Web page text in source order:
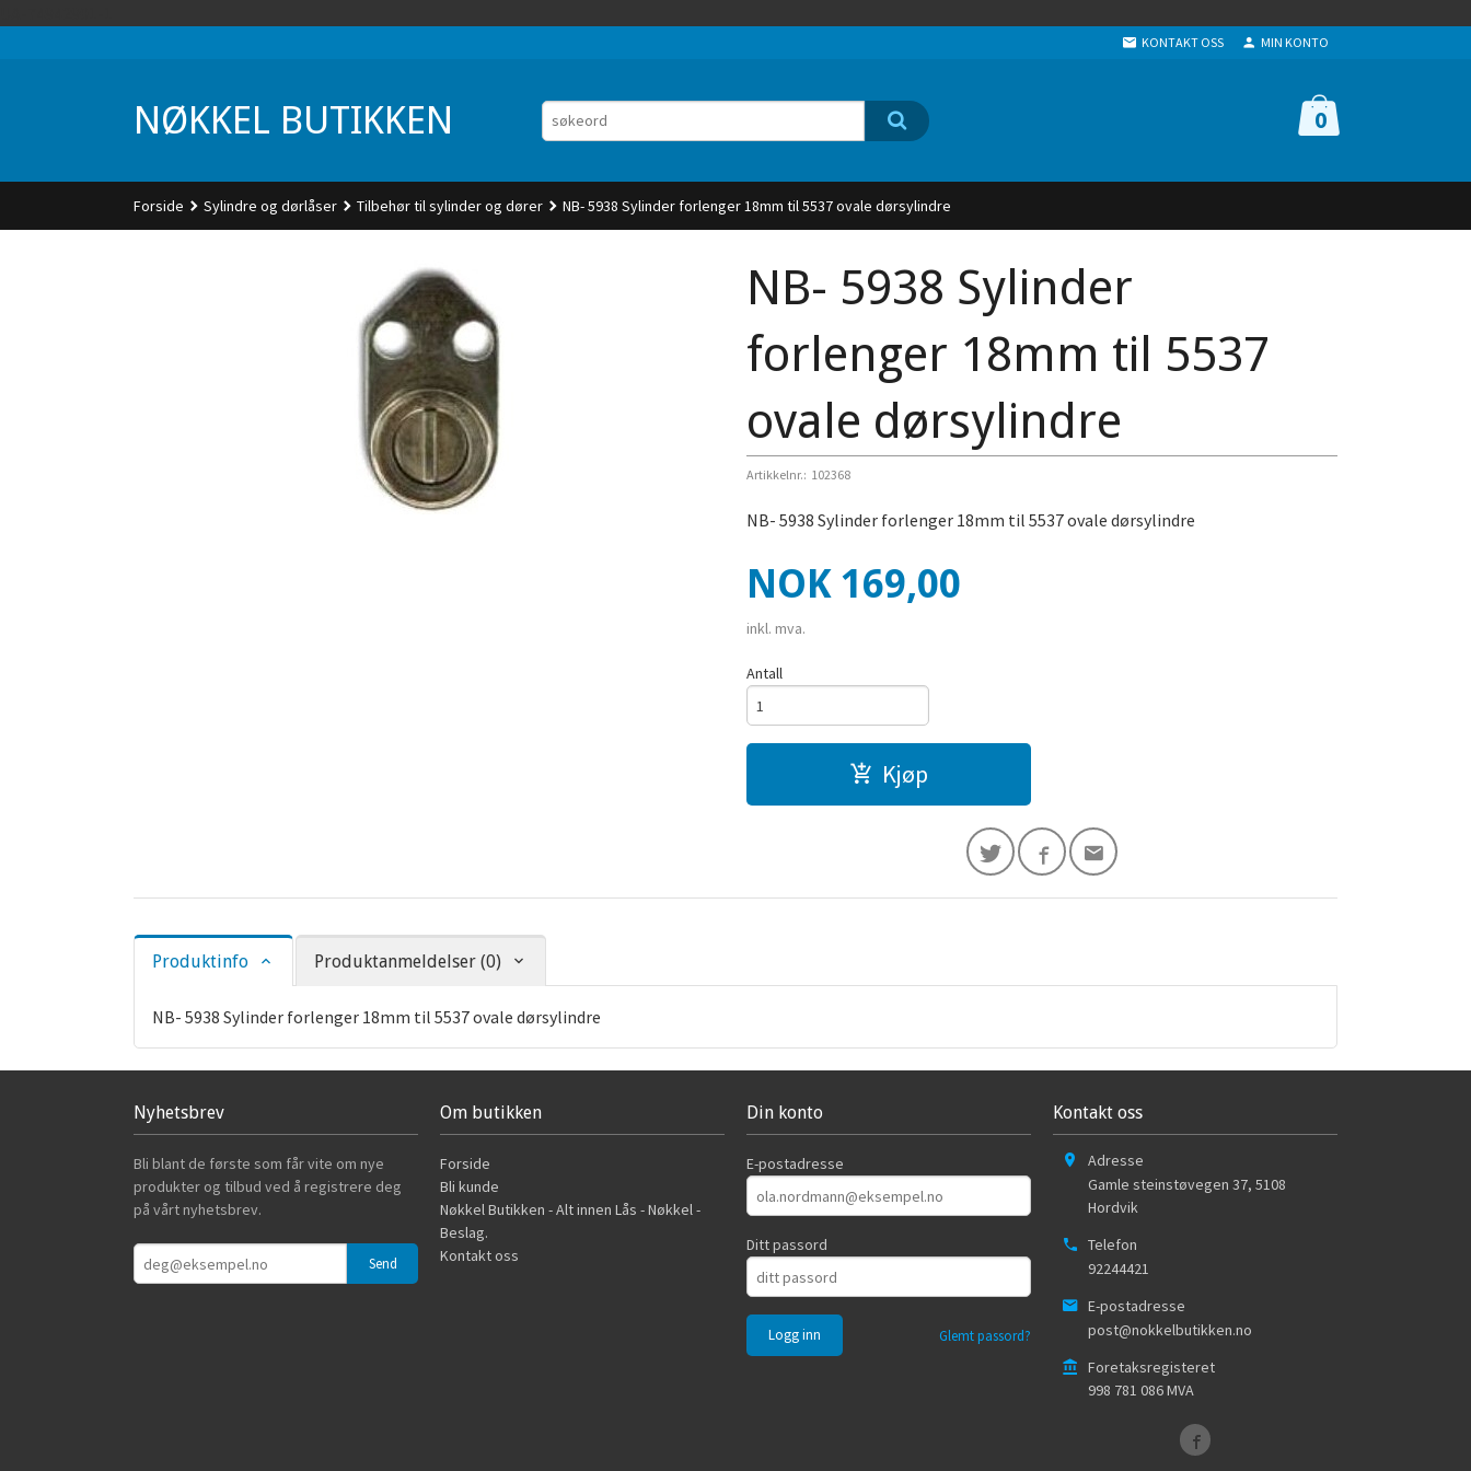
KONTAKT OSS MIN KONTO
NØKKEL BUTIKKEN 0
Forside Sylindre og dørlåser Tilbehør til sylinder og dører NB- 5938 Sylinder forlenger 18mm til 5537 ovale dørsylindre
NB- 5938 Sylinder
forlenger 18mm til 5537
ovale dørsylindre
Artikkelnr.: 102368
NB- 5938 Sylinder forlenger 18mm til 5537 ovale dørsylindre
Pris
NOK 169,00
inkl. mva.
Antall
Kjøp
Produktinfo Produktanmeldelser (0)
NB- 5938 Sylinder forlenger 18mm til 5537 ovale dørsylindre
Nyhetsbrev
Bli blant de første som får vite om nye
produkter og tilbud ved å registrere deg
på vårt nyhetsbrev.
Om butikken
Forside
Bli kunde
Nøkkel Butikken - Alt innen Lås - Nøkkel -
Beslag.
Kontakt oss
Din konto
E-postadresse
Ditt passord
Glemt passord?
Kontakt oss
Adresse
Gamle steinstøvegen 37, 5108
Hordvik
Telefon
92244421
E-postadresse
post@nokkelbutikken.no
Foretaksregisteret
998 781 086 MVA